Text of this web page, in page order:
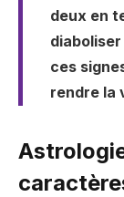
deux en
ces
rendre la